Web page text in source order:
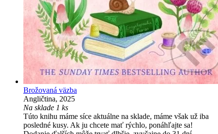
Brožovaná väzba
Angličtina, 2025
Na sklade 1 ks
Túto knihu máme síce aktuálne na sklade, máme však už iba
posledné kusy. Ak ju chcete mať rýchlo, ponáhľajte sa!